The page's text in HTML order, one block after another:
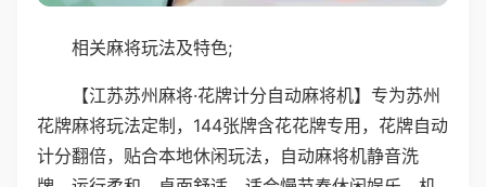
相关麻将玩法及特色;
【江苏苏州麻将·花牌计分自动麻将机】专为苏州
花牌麻将玩法定制，144张牌含花花牌专用，花牌自动
计分翻倍，贴合本地休闲玩法，自动麻将机静音洗